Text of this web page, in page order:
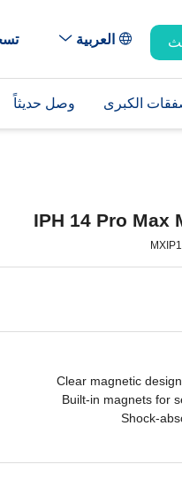
العربية
الكبرى وصل حديثاً
IPH 14 Pro Max
Clear magnetic
Built-in magnets for
Shock-
Slim,